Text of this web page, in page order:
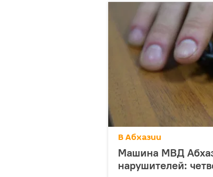
В Абхазии
Машина МВД
нарушителей: